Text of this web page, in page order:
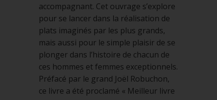
accompagnant. Cet ouvrage s’explore
pour se lancer dans la réalisation de
plats imaginés par les plus grands,
mais aussi pour le simple plaisir de se
plonger dans l’histoire de chacun de
ces hommes et femmes exceptionnels.
Préfacé par le grand Joël Robuchon,
ce livre a été proclamé « Meilleur livre